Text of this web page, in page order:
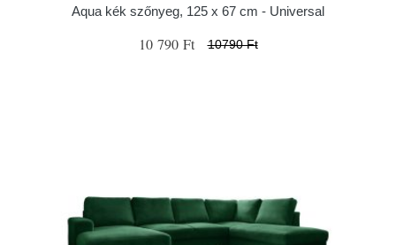
Aqua kék szőnyeg, 125 x 67 cm - Universal
10 790 Ft 10790 Ft